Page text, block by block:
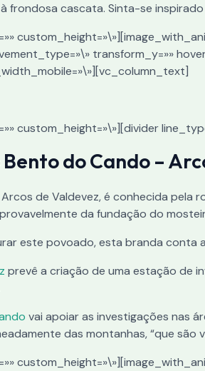
frondosa cascata. Sinta-se
transform_y=»»
custom_height=»\»][divider
do Cando –
de Valdevez, é conhecida
da fundação do
este povoado, esta branda conta
prevê a criação de uma estação de
vai apoiar as investigações nas
das montanhas, “que são